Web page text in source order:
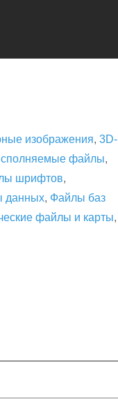
изображения, 3D-
файлы,
шрифтов,
данных, Файлы баз
файлы и карты,